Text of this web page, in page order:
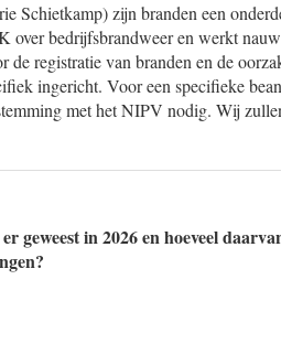
zijn branden een
bedrijfsbrandweer en werkt
registratie van branden en de
ingericht. Voor een specifieke
met het NIPV nodig. Wij
geweest in 2026 en hoeveel